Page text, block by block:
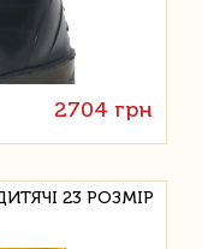
2704 грн
23 РОЗМІР